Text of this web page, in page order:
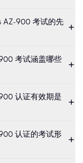
900 考试的先
考试涵盖哪些
认证有效期是
认证的考试形